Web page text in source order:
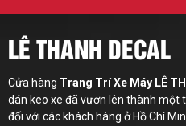
LÊ THANH DECAL
Cửa hàng Trang Trí Xe Máy LÊ
dán keo xe đã vươn lên thành một
đối với các khách hàng ở Hồ Chí